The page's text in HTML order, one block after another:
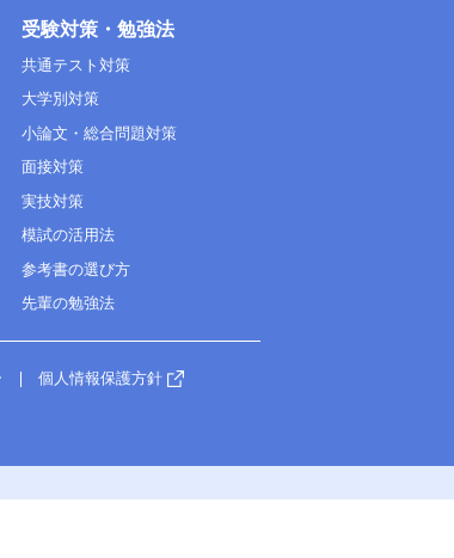
受験対策・勉強法
共通テスト対策
大学別対策
小論文・総合問題対策
面接対策
実技対策
模試の活用法
参考書の選び方
先輩の勉強法
個人情報保護方針